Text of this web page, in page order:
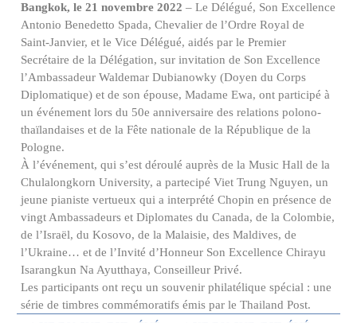
Bangkok, le 21 novembre 2022– Le Délégué, Son Excellence
Antonio Benedetto Spada, Chevalier de l’Ordre Royal de
Saint-Janvier, et le Vice Délégué, aidés par le Premier
Secrétaire de la Délégation, sur invitation de Son Excellence
l’Ambassadeur Waldemar Dubianowky (Doyen du Corps
Diplomatique) et de son épouse, Madame Ewa, ont participé à
un événement lors du 50e anniversaire des relations polono-
thaïlandaises et de la Fête nationale de la République de la
Pologne.
À l’événement, qui s’est déroulé auprès de la Music Hall de la
Chulalongkorn University, a partecipé Viet Trung Nguyen, un
jeune pianiste vertueux qui a interprété Chopin en présence de
vingt Ambassadeurs et Diplomates du Canada, de la Colombie,
de l’Israël, du Kosovo, de la Malaisie, des Maldives, de
l’Ukraine… et de l’Invité d’Honneur Son Excellence Chirayu
Isarangkun Na Ayutthaya, Conseilleur Privé.
Les participants ont reçu un souvenir philatélique spécial : une
série de timbres commémoratifs émis par le Thailand Post.